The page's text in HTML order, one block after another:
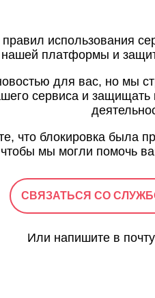
использования
нашей платформы и
для вас, но мы
сервиса и
что блокировка была
мы могли помочь
СВЯЗАТЬСЯ СО
Или напишите в почту